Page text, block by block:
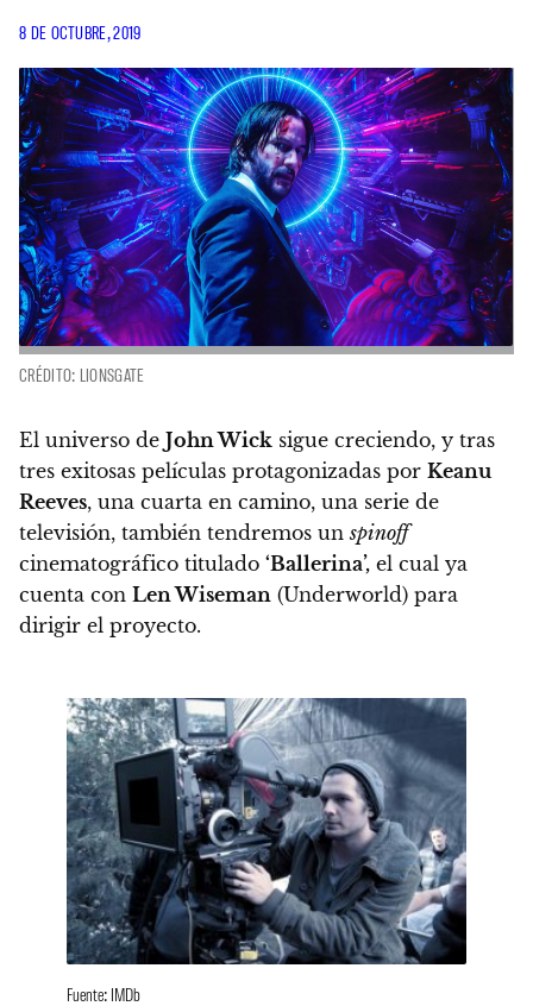
8 DE OCTUBRE, 2019
CRÉDITO: LIONSGATE
El universo de John Wick sigue creciendo, y tras
tres exitosas películas protagonizadas por Keanu
Reeves, una cuarta en camino, una serie de
televisión, también tendremos unspinoff
cinematográfico titulado ‘Ballerina’, el cual ya
cuenta con Len Wiseman (Underworld) para
dirigir el proyecto.
Fuente: IMDb